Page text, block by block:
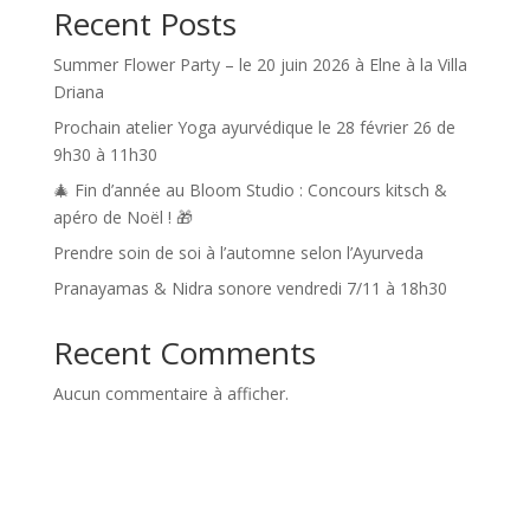
Recent Posts
Summer Flower Party – le 20 juin 2026 à Elne à la Villa
Driana
Prochain atelier Yoga ayurvédique le 28 février 26 de
9h30 à 11h30
🎄 Fin d’année au Bloom Studio : Concours kitsch &
apéro de Noël ! 🎁
Prendre soin de soi à l’automne selon l’Ayurveda
Pranayamas & Nidra sonore vendredi 7/11 à 18h30
Recent Comments
Aucun commentaire à afficher.